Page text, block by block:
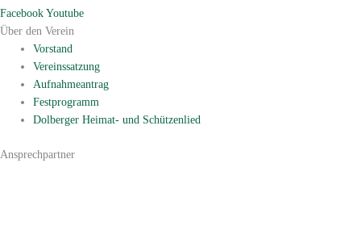
Facebook Youtube
Über den Verein
Vorstand
Vereinssatzung
Aufnahmeantrag
Festprogramm
Dolberger Heimat- und Schützenlied
Ansprechpartner